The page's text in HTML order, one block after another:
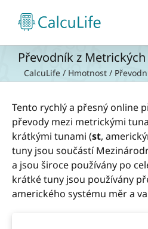
obsah
Převodník z
CalcuLife / Hmotnost /
Tento rychlý a přesný online
převody mezi metrickými
krátkými tunami (st,
tuny jsou součástí
a jsou široce používány po
krátké tuny jsou používány
amerického systému měr a